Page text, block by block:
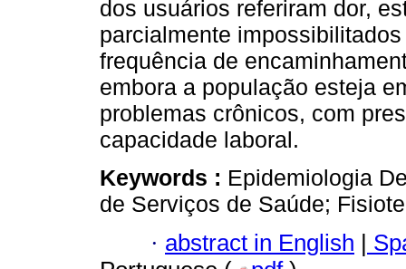
dos usuários referiram dor,
parcialmente
frequência de
embora a população esteja
problemas crônicos, com
capacidade laboral.
Keywords : Epidemiologia
de Serviços de Saúde;
· abstract in English |